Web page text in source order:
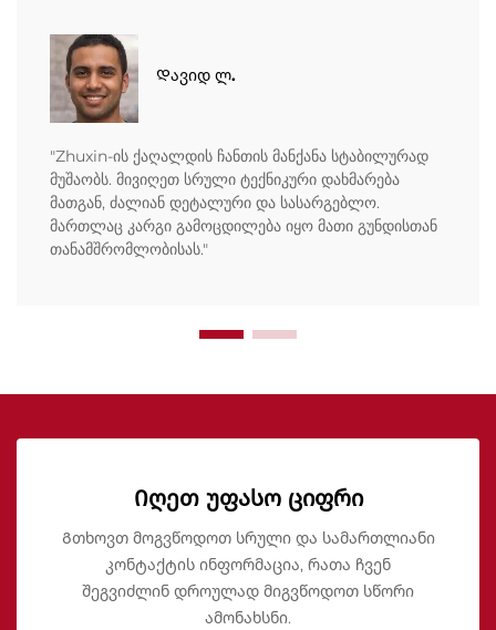
Დავიდ ლ.
"Zhuxin-ის ქაღალდის ჩანთის მანქანა სტაბილურად
მუშაობს. მივიღეთ სრული ტექნიკური დახმარება
მათგან, ძალიან დეტალური და სასარგებლო.
მართლაც კარგი გამოცდილება იყო მათი გუნდისთან
თანამშრომლობისას."
Იღეთ უფასო ციფრი
Გთხოვთ მოგვწოდოთ სრული და სამართლიანი
კონტაქტის ინფორმაცია, რათა ჩვენ
შეგვიძლინ დროულად მიგვწოდოთ სწორი
ამონახსნი.